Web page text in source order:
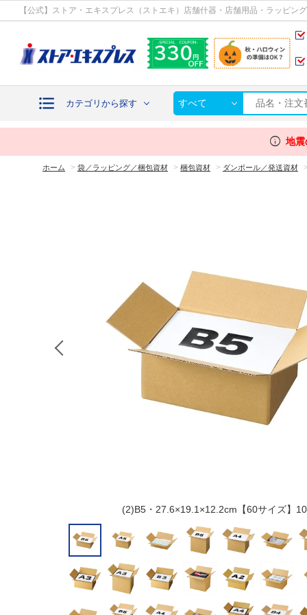
【公式】ストア・エキスプレス（ストエキ）店舗什器・店舗用品・ラッピン
カテゴリから探す すべて
info 地
ホーム > 袋／ラッピング／梱包資材 > 梱包資材 > ダンボール／発送資材
(2)B5・27.6×19.1×12.2cm【60サイズ】